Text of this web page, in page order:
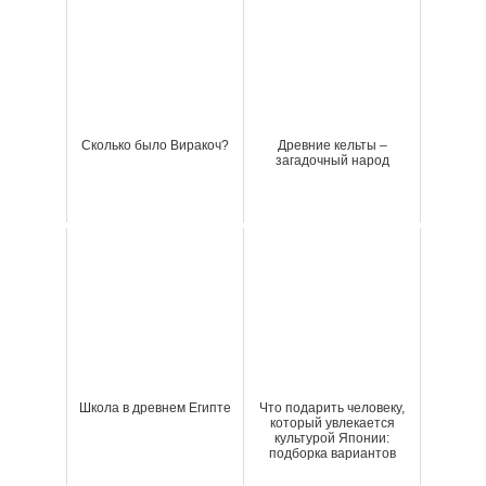
Сколько было Виракоч?
Древние кельты –
загадочный народ
Школа в древнем Египте
Что подарить человеку,
который увлекается
культурой Японии:
подборка вариантов